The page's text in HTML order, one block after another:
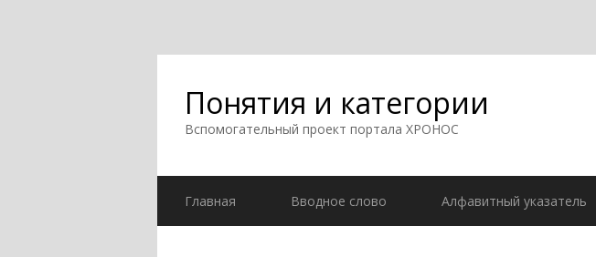
Понятия и категории
Вспомогательный проект портала ХРОНОС
Главная Вводное слово Алфавитный указатель